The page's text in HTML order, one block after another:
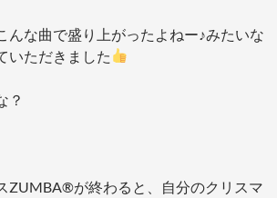
んな曲で盛り上がったよねー♪みたいな
いただきました
？
ZUMBA®が終わると、自分のクリスマ